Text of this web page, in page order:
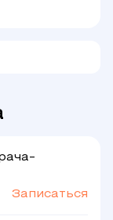
к
Записаться